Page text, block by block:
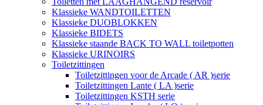
Klassieke WANDTOILETTEN
Klassieke DUOBLOKKEN
Klassieke BIDETS
Klassieke staande BACK TO WALL toiletpotten
Klassieke URINOIRS
Toiletzittingen
Toiletzittingen voor de Arcade ( AR )serie
Toiletzittingen Lante ( LA )serie
Toiletzittingen KSTH serie